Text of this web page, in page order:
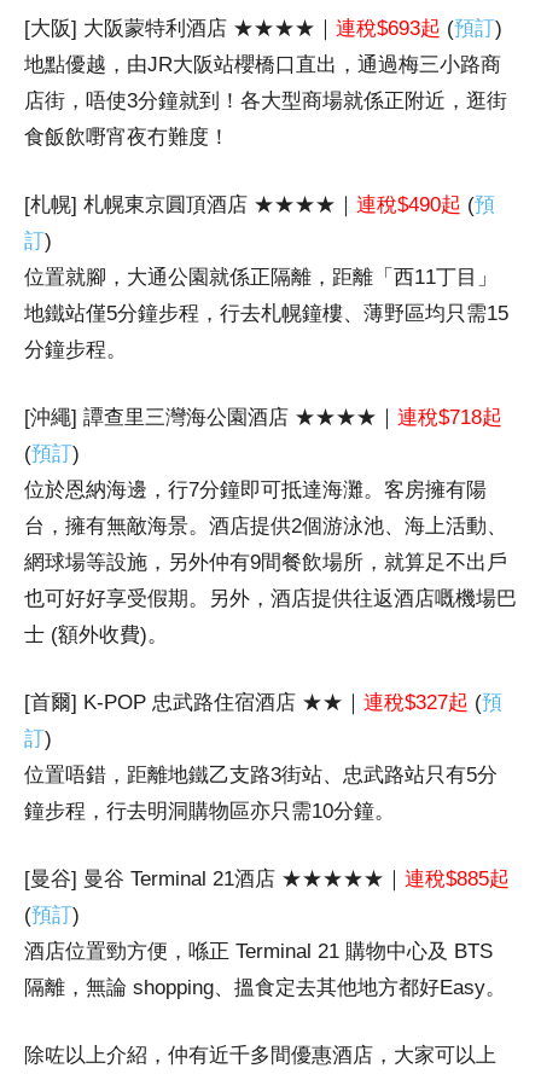
[大阪] 大阪蒙特利酒店 ★★★★｜ 連稅$693起 (預訂)
地點優越，由JR大阪站櫻橋口直出，通過梅三小路商
店街，唔使3分鐘就到！各大型商場就係正附近，逛街
食飯飲嘢宵夜冇難度！
[札幌] 札幌東京圓頂酒店 ★★★★ ｜ 連稅$490起 (預
訂)
位置就腳，大通公園就係正隔離，距離「西11丁目」
地鐵站僅5分鐘步程，行去札幌鐘樓、薄野區均只需15
分鐘步程。
[沖繩] 譚查里三灣海公園酒店 ★★★★ ｜ 連稅$718起
(預訂)
位於恩納海邊， 行7分鐘即可抵達海灘。客房擁有陽
台，擁有無敵海景。酒店提供2個游泳池、海上活動、
網​​球場等設施，另外仲有9間餐飲場所，就算足不出戶
也可好好享受假期。另外，酒店提供往返酒店嘅機場巴
士 (額外收費)。
[首爾] K-POP 忠武路住宿酒店 ★★｜ 連稅$327起 (預
訂)
位置唔錯，距離地鐵乙支路3街站、忠武路站只有5分
鐘步程，行去明洞購物區亦只需10分鐘。
[曼谷] 曼谷 Terminal 21酒店 ★★★★★｜ 連稅$885起
(預訂)
酒店位置勁方便，喺正 Terminal 21 購物中心及 BTS
隔離，無論 shopping、搵食定去其他地方都好Easy。
除咗以上介紹，仲有近千多間優惠酒店，大家可以上